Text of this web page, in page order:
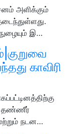
அளிக்கும்
இ…
காவிரி
தண்ணீர்
நடன…